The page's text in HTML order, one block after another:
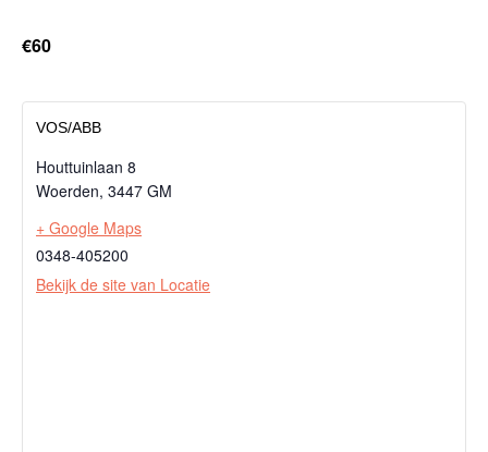
€60
VOS/ABB
Houttuinlaan 8
Woerden, 3447 GM
+ Google Maps
0348-405200
Bekijk de site van Locatie